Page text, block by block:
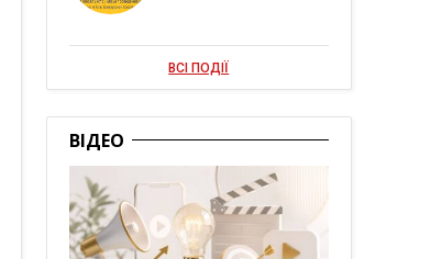
ВСІ ПОДІЇ
ВІДЕО